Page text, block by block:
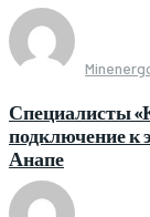
Специалисты
подключение к
Анапе